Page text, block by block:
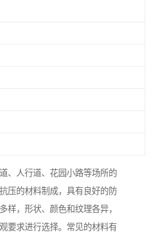
、人行道、花园小路等场所的
压的材料制成，具有良好的防
样，形状、颜色和纹理各异，
要求进行选择。常见的材料有